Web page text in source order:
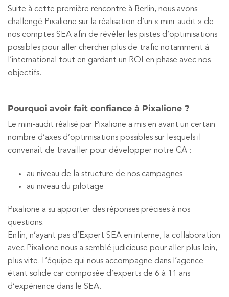
Suite à cette première rencontre à Berlin, nous avons
challengé Pixalione sur la réalisation d’un « mini-audit » de
nos comptes SEA afin de révéler les pistes d’optimisations
possibles pour aller chercher plus de trafic notamment à
l’international tout en gardant un ROI en phase avec nos
objectifs.
Pourquoi avoir fait confiance à Pixalione ?
Le mini-audit réalisé par Pixalione a mis en avant un certain
nombre d’axes d’optimisations possibles sur lesquels il
convenait de travailler pour développer notre CA :
au niveau de la structure de nos campagnes
au niveau du pilotage
Pixalione a su apporter des réponses précises à nos
questions.
Enfin, n’ayant pas d’Expert SEA en interne, la collaboration
avec Pixalione nous a semblé judicieuse pour aller plus loin,
plus vite. L’équipe qui nous accompagne dans l’agence
étant solide car composée d’experts de 6 à 11 ans
d’expérience dans le SEA.